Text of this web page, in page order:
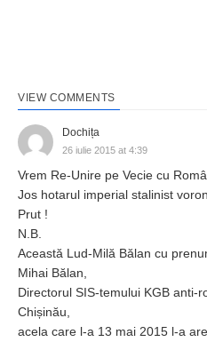
VIEW COMMENTS
Dochița
26 iulie 2015 at 4:39
Vrem Re-Unire pe Vecie cu
Jos hotarul imperial stalinist
Prut !
N.B.
Această Lud-Milă Bălan cu
Mihai Bălan,
Directorul SIS-temului KGB anti-
Chișinău,
acela care l-a 13 mai 2015 l-a